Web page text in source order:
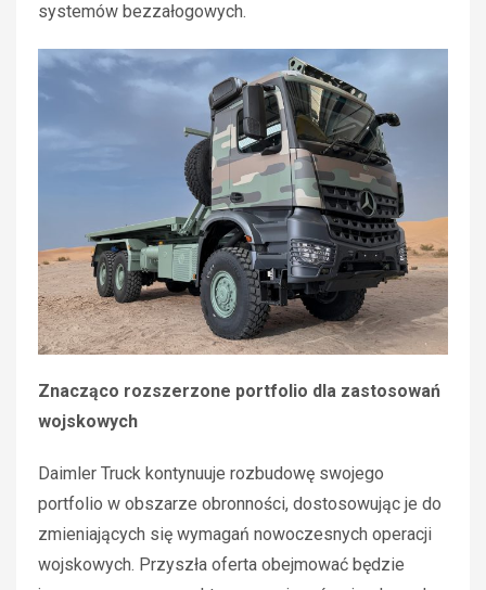
systemów bezzałogowych.
Znacząco rozszerzone portfolio dla zastosowań
wojskowych
Daimler Truck kontynuuje rozbudowę swojego
portfolio w obszarze obronności, dostosowując je do
zmieniających się wymagań nowoczesnych operacji
wojskowych. Przyszła oferta obejmować będzie